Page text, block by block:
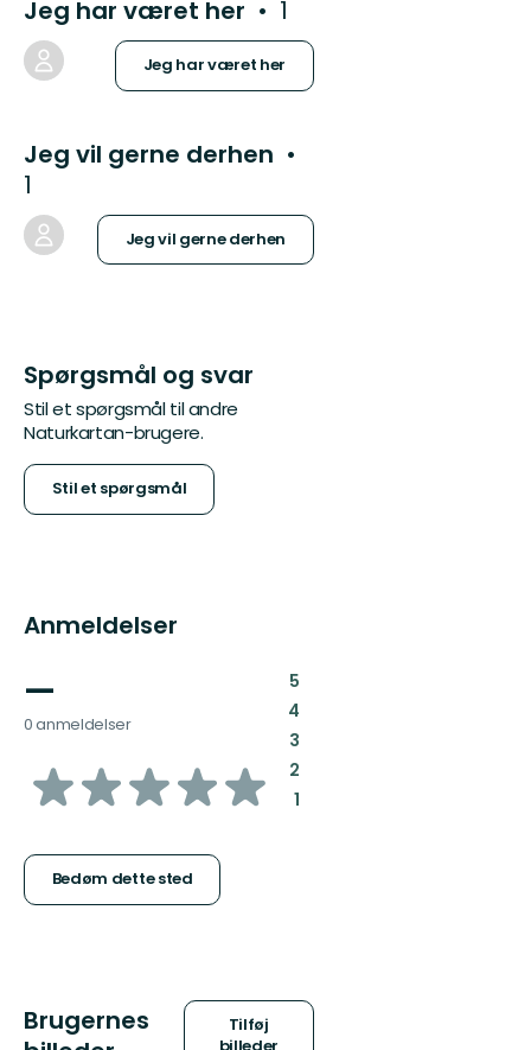
Jeg har været her 1
Jeg har været her
Jeg vil gerne derhen
1
Jeg vil gerne derhen
Spørgsmål og svar
Stil et spørgsmål til andre
Naturkartan-brugere.
Stil et spørgsmål
Anmeldelser
—
0 anmeldelser
ud
5
Bedøm dette sted
5:
4:
3:
2:
1:
Brugernes
Tilføj